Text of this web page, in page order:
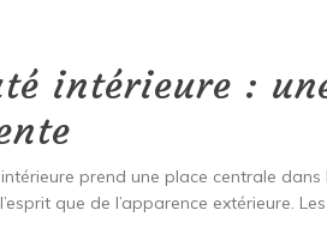
intérieure :
prend une place centrale
que de l’apparence extérieure.